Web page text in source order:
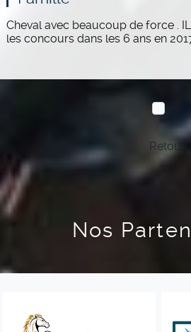
Cheval avec beaucoup de force .
les concours dans les 6 ans en
Retour
Nos